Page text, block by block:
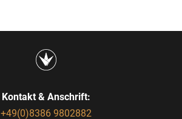
Kontakt & Anschrift:
+49(0)8386 9802882